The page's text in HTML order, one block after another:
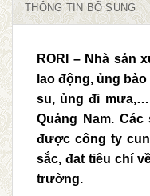
THÔNG TIN BỔ SUNG
RORI – Nhà sản
lao động, ủng
su, ủng đi
Quảng Nam.
được công ty
sắc, đat tiêu chí
trường.